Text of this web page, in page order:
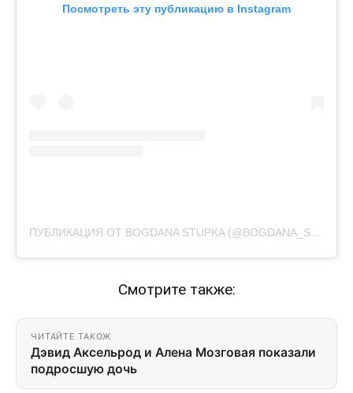
Посмотреть эту публикацию в Instagram
ПУБЛИКАЦИЯ ОТ BOGDANA STUPKA (@BOGDANA_STUPKA)
Смотрите также:
ЧИТАЙТЕ ТАКОЖ
Дэвид Аксельрод и Алена Мозговая показали
подросшую дочь